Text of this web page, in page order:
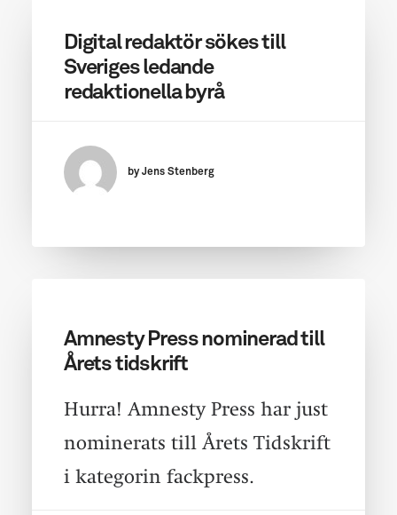
Digital redaktör sökes till
Sveriges ledande
redaktionella byrå
by Jens Stenberg
Amnesty Press nominerad till
Årets tidskrift
Hurra! Amnesty Press har just
nominerats till Årets Tidskrift
i kategorin fackpress.